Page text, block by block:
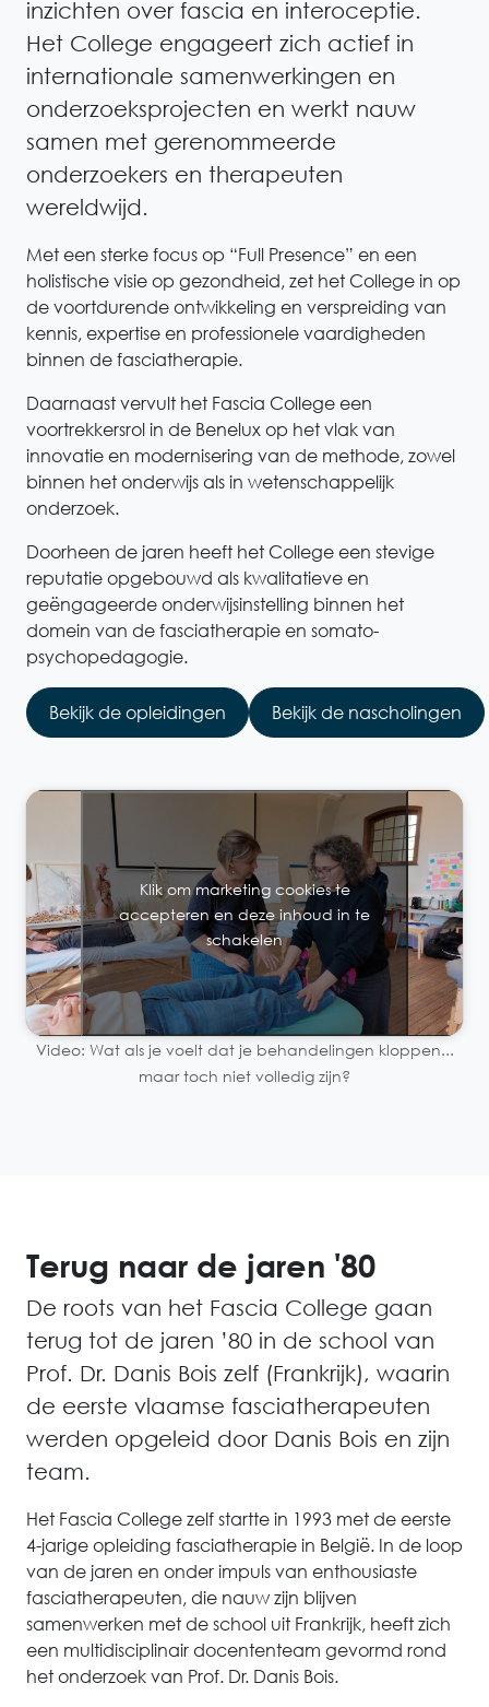
inzichten over fascia en interoceptie.
Het College engageert zich actief in
internationale samenwerkingen en
onderzoeksprojecten en werkt nauw
samen met gerenommeerde
onderzoekers en therapeuten
wereldwijd.
Met een sterke focus op “Full Presence” en een
holistische visie op gezondheid, zet het College in op
de voortdurende ontwikkeling en verspreiding van
kennis, expertise en professionele vaardigheden
binnen de fasciatherapie.
Daarnaast vervult het Fascia College een
voortrekkersrol in de Benelux op het vlak van
innovatie en modernisering van de methode, zowel
binnen het onderwijs als in wetenschappelijk
onderzoek.
Doorheen de jaren heeft het College een stevige
reputatie opgebouwd als kwalitatieve en
geëngageerde onderwijsinstelling binnen het
domein van de fasciatherapie en somato-
psychopedagogie.
Bekijk de opleidingen Bekijk de nascholingen
Klik om marketing cookies te
accepteren en deze inhoud in te
schakelen
Video: Wat als je voelt dat je behandelingen kloppen...
maar toch niet volledig zijn?
Terug naar de jaren '80
De roots van het Fascia College gaan
terug tot de jaren ’80 in de school van
Prof. Dr. Danis Bois zelf (Frankrijk), waarin
de eerste vlaamse fasciatherapeuten
werden opgeleid door Danis Bois en zijn
team.
Het Fascia College zelf startte in 1993 met de eerste
4-jarige opleiding fasciatherapie in België. In de loop
van de jaren en onder impuls van enthousiaste
fasciatherapeuten, die nauw zijn blijven
samenwerken met de school uit Frankrijk, heeft zich
een multidisciplinair docententeam gevormd rond
het onderzoek van Prof. Dr. Danis Bois.